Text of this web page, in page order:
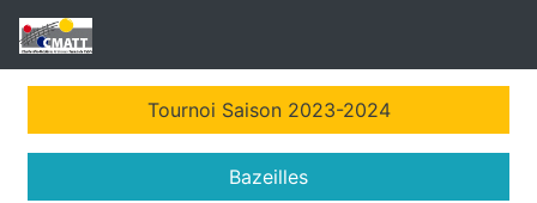
Tournoi Saison 2023-2024
Bazeilles